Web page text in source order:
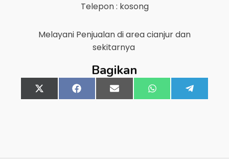
Telepon : kosong
Melayani Penjualan di areacianjurdan
sekitarnya
Bagikan
Share
on
X
(Twitter)
Share
on
FacebookShare
on
Email Share
on
WhatsApp
on